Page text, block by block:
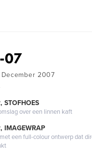
07
2007
STOFHOES
over een linnen kaft
IMAGEWRAP
een full-colour ontwerp dat